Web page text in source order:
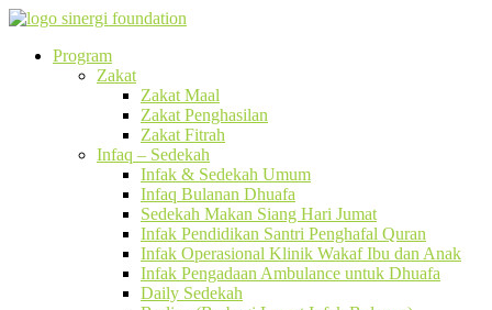
Program
Zakat
Zakat Maal
Zakat Penghasilan
Zakat Fitrah
Infaq – Sedekah
Infak & Sedekah Umum
Infaq Bulanan Dhuafa
Sedekah Makan Siang Hari Jumat
Infak Pendidikan Santri Penghafal Quran
Infak Operasional Klinik Wakaf Ibu dan Anak
Infak Pengadaan Ambulance untuk Dhuafa
Daily Sedekah